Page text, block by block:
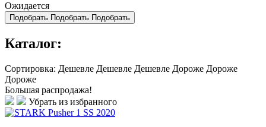
Ожидается
Подобрать Подобрать Подобрать
Каталог:
Сортировка: Дешевле Дешевле Дешевле Дороже Дороже
Дороже
Большая распродажа!
Убрать из избранного